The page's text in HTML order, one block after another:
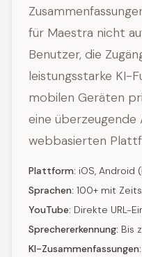
für Maestra nicht
Benutzer, die
leistungsstarke KI-
mobilen Geräten
eine
webbasierten
Plattform: iOS, Android
Sprachen: 100+ mit
YouTube: Direkte URL-
Sprechererkennung: Bis
KI-Zusammenfassungen: